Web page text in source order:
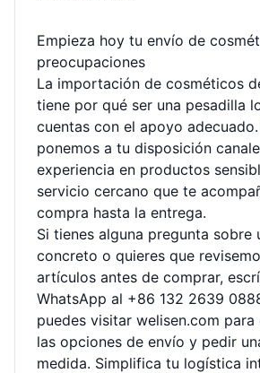
Empieza hoy tu envío de
preocupaciones
La importación de cosméticos
tiene por qué ser una pesadilla
cuentas con el apoyo adecuado.
ponemos a tu disposición
experiencia en productos
servicio cercano que te
compra hasta la entrega.
Si tienes alguna pregunta sobre
concreto o quieres que
artículos antes de comprar,
WhatsApp al +86 132 2639
puedes visitar welisen.com para
las opciones de envío y pedir
medida. Simplifica tu logística